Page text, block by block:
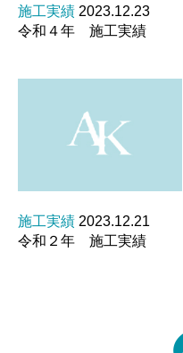
施工実績 2023.12.23
令和４年 施工実績
施工実績 2023.12.21
令和２年 施工実績